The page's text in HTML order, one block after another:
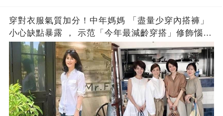
穿對衣服氣質加分！中年媽媽 「盡量少穿內搭褲」
小心缺點暴露 ， 示范「今年最減齡穿搭」修飾惱人
下半身